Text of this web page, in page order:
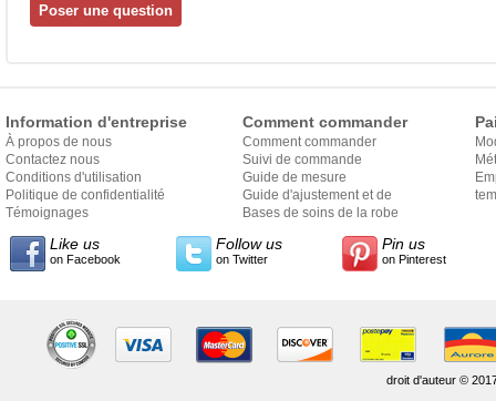
Information d'entreprise
À propos de nous
Contactez nous
Conditions d'utilisation
Politique de confidentialité
Témoignages
Comment commander
Comment commander
Suivi de commande
Guide de mesure
Guide d'ajustement et de
style
Bases de soins de la robe
Like us
on Facebook
Follow us
on Twitter
Pin us
on Pinterest
droit d'auteur ©